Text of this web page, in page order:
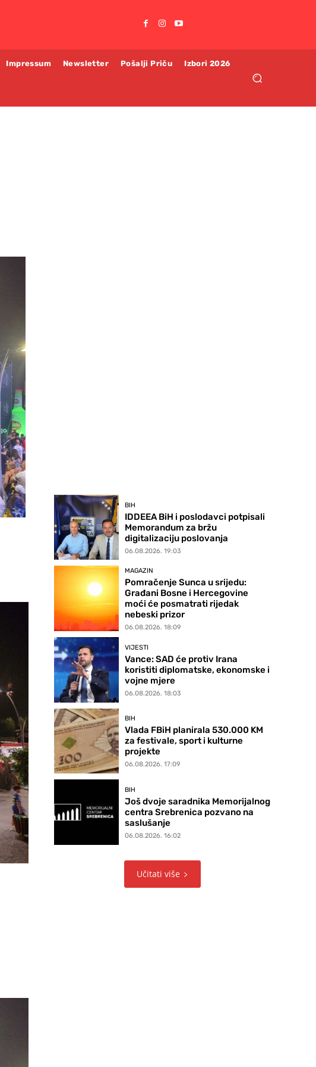
Impressum Newsletter Pošalji Priču Izbori 2026
BIH
IDDEEA BiH i poslodavci potpisali
Memorandum za bržu
digitalizaciju poslovanja
06.08.2026. 19:03
MAGAZIN
Pomračenje Sunca u srijedu:
Građani Bosne i Hercegovine
moći će posmatrati rijedak
nebeski prizor
06.08.2026. 18:09
VIJESTI
Vance: SAD će protiv Irana
koristiti diplomatske, ekonomske i
vojne mjere
06.08.2026. 18:03
BIH
Vlada FBiH planirala 530.000 KM
za festivale, sport i kulturne
projekte
06.08.2026. 17:09
BIH
Još dvoje saradnika Memorijalnog
centra Srebrenica pozvano na
saslušanje
06.08.2026. 16:02
Učitati više